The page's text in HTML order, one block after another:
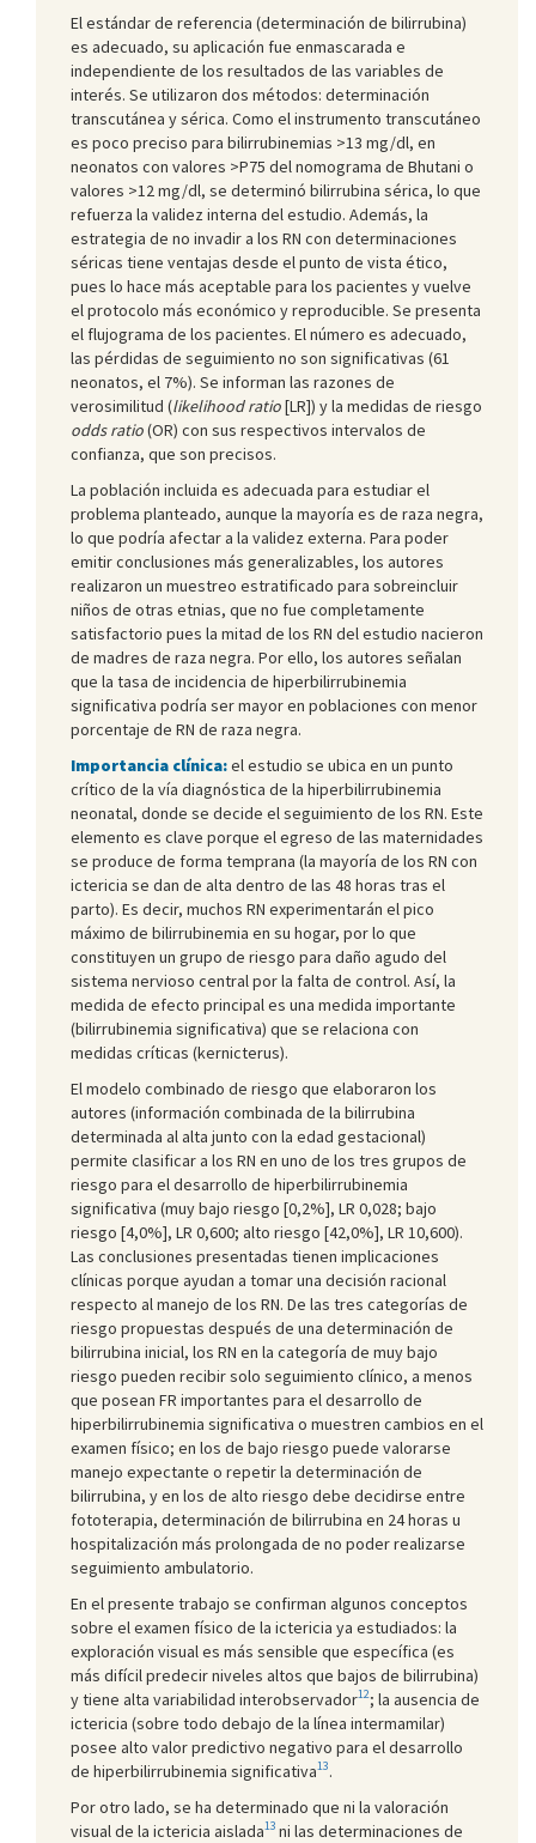
El estándar de referencia (determinación de bilirrubina)
es adecuado, su aplicación fue enmascarada e
independiente de los resultados de las variables de
interés. Se utilizaron dos métodos: determinación
transcutánea y sérica. Como el instrumento transcutáneo
es poco preciso para bilirrubinemias >13 mg/dl, en
neonatos con valores >P75 del nomograma de Bhutani o
valores >12 mg/dl, se determinó bilirrubina sérica, lo que
refuerza la validez interna del estudio. Además, la
estrategia de no invadir a los RN con determinaciones
séricas tiene ventajas desde el punto de vista ético,
pues lo hace más aceptable para los pacientes y vuelve
el protocolo más económico y reproducible. Se presenta
el flujograma de los pacientes. El número es adecuado,
las pérdidas de seguimiento no son significativas (61
neonatos, el 7%). Se informan las razones de
verosimilitud (likelihood ratio[LR]) y la medidas de riesgo
odds ratio(OR) con sus respectivos intervalos de
confianza, que son precisos.
La población incluida es adecuada para estudiar el
problema planteado, aunque la mayoría es de raza negra,
lo que podría afectar a la validez externa. Para poder
emitir conclusiones más generalizables, los autores
realizaron un muestreo estratificado para sobreincluir
niños de otras etnias, que no fue completamente
satisfactorio pues la mitad de los RN del estudio nacieron
de madres de raza negra. Por ello, los autores señalan
que la tasa de incidencia de hiperbilirrubinemia
significativa podría ser mayor en poblaciones con menor
porcentaje de RN de raza negra.
Importancia clínica:el estudio se ubica en un punto
crítico de la vía diagnóstica de la hiperbilirrubinemia
neonatal, donde se decide el seguimiento de los RN. Este
elemento es clave porque el egreso de las maternidades
se produce de forma temprana (la mayoría de los RN con
ictericia se dan de alta dentro de las 48 horas tras el
parto). Es decir, muchos RN experimentarán el pico
máximo de bilirrubinemia en su hogar, por lo que
constituyen un grupo de riesgo para daño agudo del
sistema nervioso central por la falta de control. Así, la
medida de efecto principal es una medida importante
(bilirrubinemia significativa) que se relaciona con
medidas críticas (kernicterus).
El modelo combinado de riesgo que elaboraron los
autores (información combinada de la bilirrubina
determinada al alta junto con la edad gestacional)
permite clasificar a los RN en uno de los tres grupos de
riesgo para el desarrollo de hiperbilirrubinemia
significativa (muy bajo riesgo [0,2%], LR 0,028; bajo
riesgo [4,0%], LR 0,600; alto riesgo [42,0%], LR 10,600).
Las conclusiones presentadas tienen implicaciones
clínicas porque ayudan a tomar una decisión racional
respecto al manejo de los RN. De las tres categorías de
riesgo propuestas después de una determinación de
bilirrubina inicial, los RN en la categoría de muy bajo
riesgo pueden recibir solo seguimiento clínico, a menos
que posean FR importantes para el desarrollo de
hiperbilirrubinemia significativa o muestren cambios en el
examen físico; en los de bajo riesgo puede valorarse
manejo expectante o repetir la determinación de
bilirrubina, y en los de alto riesgo debe decidirse entre
fototerapia, determinación de bilirrubina en 24 horas u
hospitalización más prolongada de no poder realizarse
seguimiento ambulatorio.
En el presente trabajo se confirman algunos conceptos
sobre el examen físico de la ictericia ya estudiados: la
exploración visual es más sensible que específica (es
más difícil predecir niveles altos que bajos de bilirrubina)
y tiene alta variabilidad interobservador12; la ausencia de
ictericia (sobre todo debajo de la línea intermamilar)
posee alto valor predictivo negativo para el desarrollo
de hiperbilirrubinemia significativa13.
Por otro lado, se ha determinado que ni la valoración
visual de la ictericia aislada13 ni las determinaciones de